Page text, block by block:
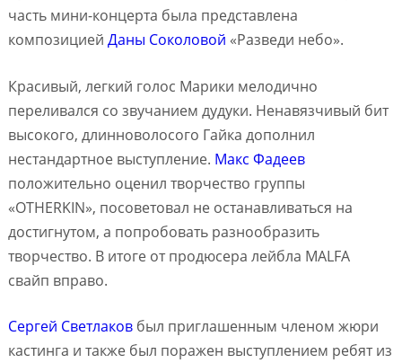
часть мини-концерта была представлена
композицией Даны Соколовой «Разведи небо».
Красивый, легкий голос Марики мелодично
переливался со звучанием дудуки. Ненавязчивый бит
высокого, длинноволосого Гайка дополнил
нестандартное выступление. Макс Фадеев
положительно оценил творчество группы
«OTHERKIN», посоветовал не останавливаться на
достигнутом, а попробовать разнообразить
творчество. В итоге от продюсера лейбла MALFA
свайп вправо.
Сергей Светлаковбыл приглашенным членом жюри
кастинга и также был поражен выступлением ребят из